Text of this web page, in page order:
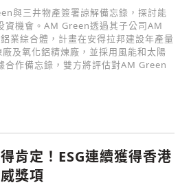
與三井物產簽署諒解備忘錄，探討能
資機會。AM Green透過其子公司AM
業綜合體，計畫在安得拉邦建設年產量
及氧化鋁精煉廠，並採用風能和太陽
合作備忘錄，雙方將評估對AM Green
肯定！ESG連續獲得香港
獎項